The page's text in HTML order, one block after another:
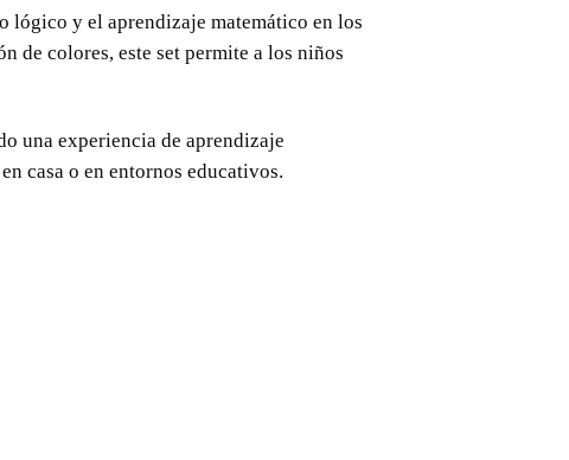
lógico y el aprendizaje matemático en los
de colores, este set permite a los niños
una experiencia de aprendizaje
casa o en entornos educativos.